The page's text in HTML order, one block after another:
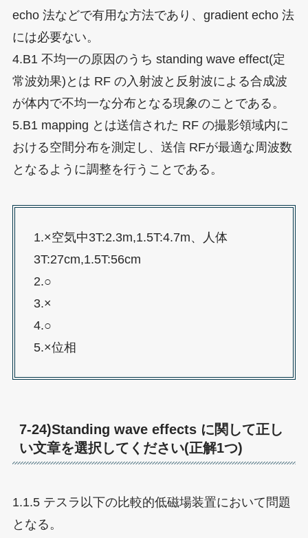
echo 法などで有用な方法であり、gradient echo 法
には必要ない。
4.B1 不均一の原因のうち standing wave effect(定
常波効果)とは RF の入射波と反射波による合成波
が体内で不均一な分布となる現象のことである。
5.B1 mapping とは送信された RF の撮影領域内に
おける空間分布を測定し、送信 RFが最適な周波数
となるように調整を行うことである。
1.×空気中3T:2.3m,1.5T:4.7m、人体
3T:27cm,1.5T:56cm
2.○
3.×
4.○
5.×位相
7-24)Standing wave effects に関して正し
い文章を選択してください(正解1つ)
1.1.5 テスラ以下の比較的低磁場装置において問題
となる。